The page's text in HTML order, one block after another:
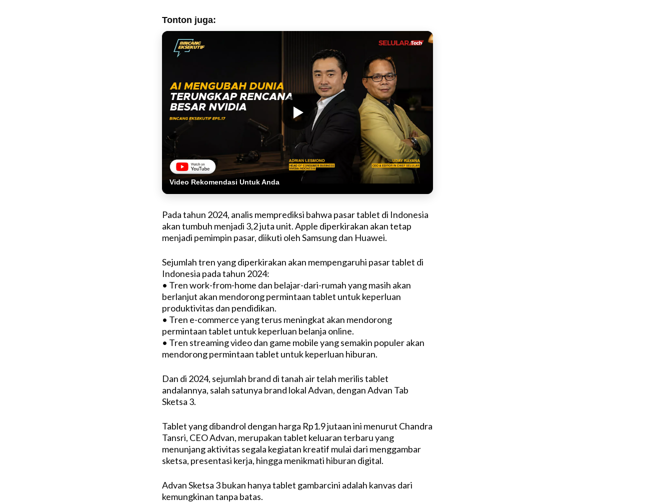
Tonton juga:
Video Rekomendasi Untuk Anda
Pada tahun 2024, analis memprediksi bahwa pasar tablet di Indonesia
akan tumbuh menjadi 3,2 juta unit. Apple diperkirakan akan tetap
menjadi pemimpin pasar, diikuti oleh Samsung dan Huawei.
Sejumlah tren yang diperkirakan akan mempengaruhi pasar tablet di
Indonesia pada tahun 2024:
• Tren work-from-home dan belajar-dari-rumah yang masih akan
berlanjut akan mendorong permintaan tablet untuk keperluan
produktivitas dan pendidikan.
• Tren e-commerce yang terus meningkat akan mendorong
permintaan tablet untuk keperluan belanja online.
• Tren streaming video dan game mobile yang semakin populer akan
mendorong permintaan tablet untuk keperluan hiburan.
Dan di 2024, sejumlah brand di tanah air telah merilis tablet
andalannya, salah satunya brand lokal Advan, dengan Advan Tab
Sketsa 3.
Tablet yang dibandrol dengan harga Rp1.9 jutaan ini menurut Chandra
Tansri, CEO Advan, merupakan tablet keluaran terbaru yang
menunjang aktivitas segala kegiatan kreatif mulai dari menggambar
sketsa, presentasi kerja, hingga menikmati hiburan digital.
Advan Sketsa 3 bukan hanya tablet gambarcini adalah kanvas dari
kemungkinan tanpa batas.